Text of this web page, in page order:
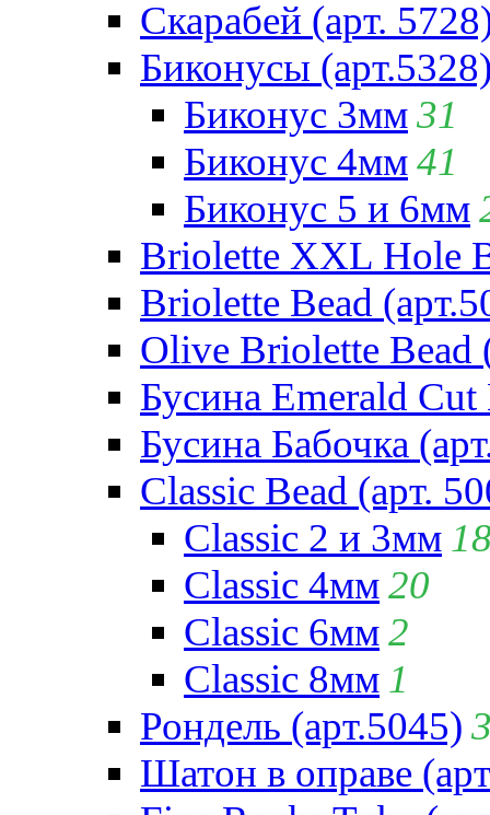
Скарабей (арт.
Биконусы
Биконус 3мм31
Биконус 4мм41
Биконус 5 и 6мм
Briolette XXL Hole
Briolette Bead
Olive Briolette Bead
Бусина Emerald Cut
Бусина Бабочка
Classic Bead (арт.
Classic 2 и 3мм
Classic 4мм20
Classic 6мм2
Classic 8мм 1
Рондель (арт.5045)
Шатон в оправе